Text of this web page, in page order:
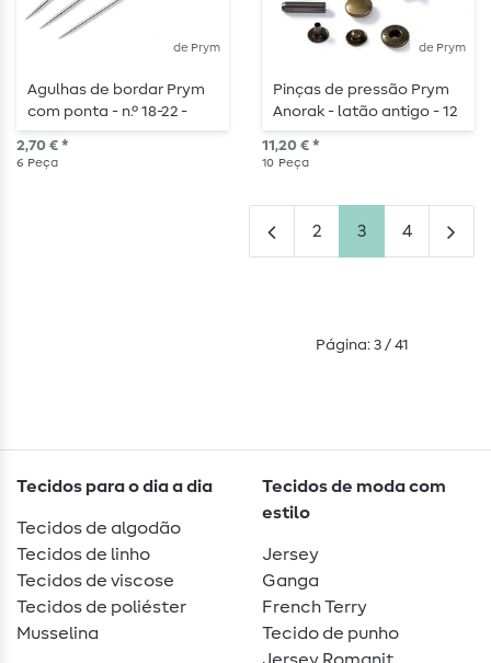
de Prym
Agulhas de bordar Prym
com ponta - n.º 18-22 -
sortido - 6 peças
2,70 € *
6 Peça
de Prym
Pinças de pressão Prym
Anorak - latão antigo - 12
mm - com ferramenta e
acessórios - 10 peças
11,20 € *
10 Peça
2 3 4
Página: 3 / 41
Tecidos para o dia a dia
Tecidos de algodão
Tecidos de linho
Tecidos de viscose
Tecidos de poliéster
Musselina
Tecidos de moda com
estilo
Jersey
Ganga
French Terry
Tecido de punho